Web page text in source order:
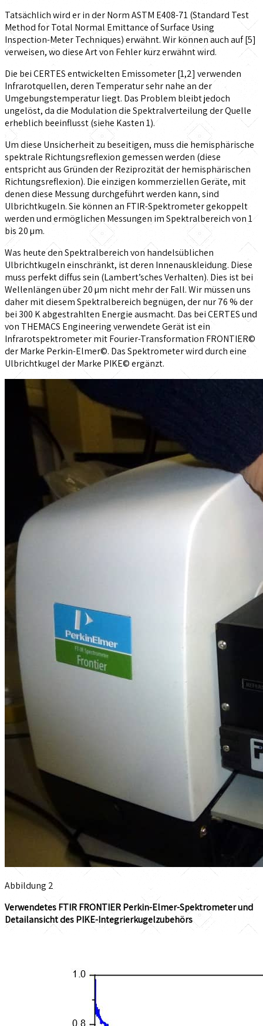
Tatsächlich wird er in der Norm ASTM E408-71 (Standard Test
Method for Total Normal Emittance of Surface Using
Inspection-Meter Techniques) erwähnt. Wir können auch auf [5]
verweisen, wo diese Art von Fehler kurz erwähnt wird.
Die bei CERTES entwickelten Emissometer [1,2] verwenden
Infrarotquellen, deren Temperatur sehr nahe an der
Umgebungstemperatur liegt. Das Problem bleibt jedoch
ungelöst, da die Modulation die Spektralverteilung der Quelle
erheblich beeinflusst (siehe Kasten 1).
Um diese Unsicherheit zu beseitigen, muss die hemisphärische
spektrale Richtungsreflexion gemessen werden (diese
entspricht aus Gründen der Reziprozität der hemisphärischen
Richtungsreflexion). Die einzigen kommerziellen Geräte, mit
denen diese Messung durchgeführt werden kann, sind
Ulbrichtkugeln. Sie können an FTIR-Spektrometer gekoppelt
werden und ermöglichen Messungen im Spektralbereich von 1
bis 20 µm.
Was heute den Spektralbereich von handelsüblichen
Ulbrichtkugeln einschränkt, ist deren Innenauskleidung. Diese
muss perfekt diffus sein (Lambert’sches Verhalten). Dies ist bei
Wellenlängen über 20 µm nicht mehr der Fall. Wir müssen uns
daher mit diesem Spektralbereich begnügen, der nur 76 % der
bei 300 K abgestrahlten Energie ausmacht. Das bei CERTES und
von THEMACS Engineering verwendete Gerät ist ein
Infrarotspektrometer mit Fourier-Transformation FRONTIER©
der Marke Perkin-Elmer©. Das Spektrometer wird durch eine
Ulbrichtkugel der Marke PIKE© ergänzt.
Abbildung 2
Verwendetes FTIR FRONTIER Perkin-Elmer-Spektrometer und
Detailansicht des PIKE-Integrierkugelzubehörs